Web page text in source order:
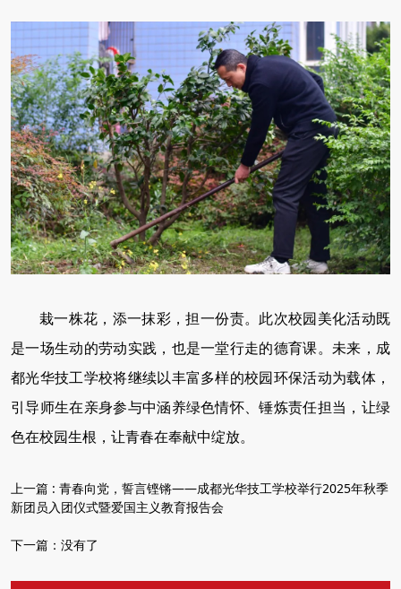
栽一株花，添一抹彩，担一份责。此次校园美化活动既
是一场生动的劳动实践，也是一堂行走的德育课。未来，成
都光华技工学校将继续以丰富多样的校园环保活动为载体，
引导师生在亲身参与中涵养绿色情怀、锤炼责任担当，让绿
色在校园生根，让青春在奉献中绽放。
上一篇 : 青春向党，誓言铿锵——成都光华技工学校举行2025年秋季
新团员入团仪式暨爱国主义教育报告会
下一篇： 没有了